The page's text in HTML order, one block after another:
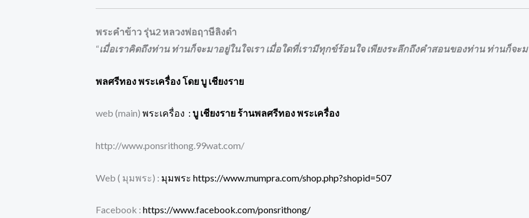
พระคำข้าว รุ่น2 หลวงพ่อฤาษีลิงดำ
“เมื่อเราคิดถึงท่าน ท่านก็จะมาอยู่ในใจเรา เมื่อใดที่เรามีทุกข์ร้อนใจ เพียงระลึกถึงคำสอนของท่าน ท่านก็จะม
พลศรีทอง พระเครื่อง โดย บู เชียงราย
web (main) พระเครื่อง : บู เชียงราย ร้านพลศรีทอง พระเครื่อง
http://www.ponsrithong.99wat.com/
Web ( มุมพระ) : มุมพระ https://www.mumpra.com/shop.php?shopid=507
Facebook : https://www.facebook.com/ponsrithong/